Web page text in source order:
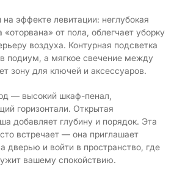
эффекте левитации: неглубокая
от пола, облегчает уборку
воздуха. Контурная подсветка
подиум, а мягкое свечение между
зону для ключей и аксессуаров.
— высокий шкаф-пенал,
горизонтали. Открытая
добавляет глубину и порядок. Эта
встречает — она приглашает
дверью и войти в пространство, где
вашему спокойствию.